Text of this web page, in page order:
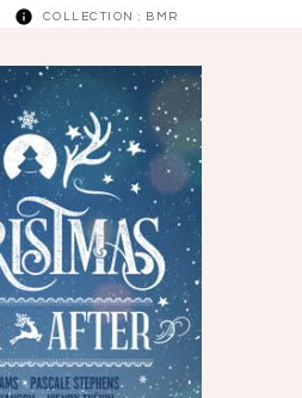
info COLLECTION : BMR